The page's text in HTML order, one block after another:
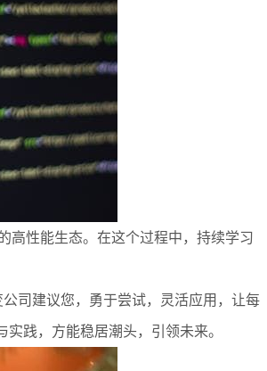
高性能生态。在这个过程中，持续学习
司建议您，勇于尝试，灵活应用，让每
践，方能稳居潮头，引领未来。